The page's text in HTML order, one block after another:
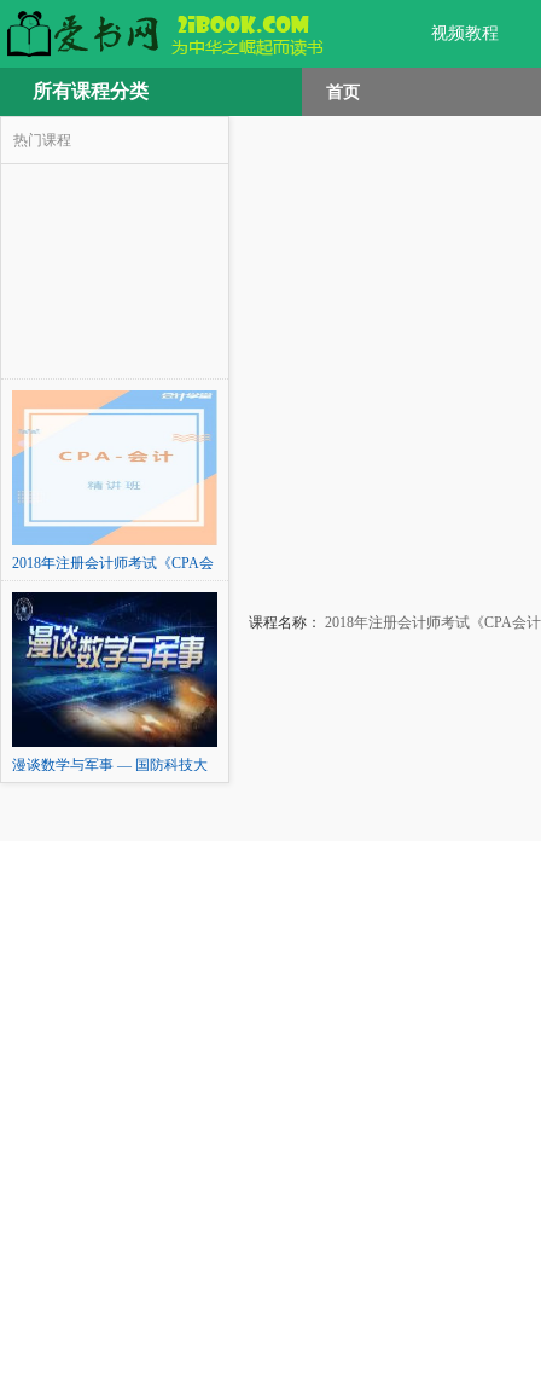
视频教程
所有课程分类 首页
热门课程
2018年注册会计师考试《CPA会
漫谈数学与军事 — 国防科技大
课程名称： 2018年注册会计师考试《CPA会